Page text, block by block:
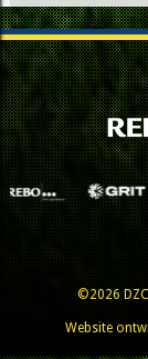
©2026
Website